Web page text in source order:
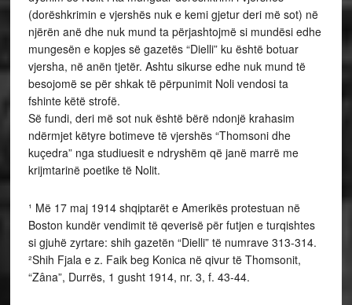
(dorëshkrimin e vjershës nuk e kemi gjetur deri më sot) në
njërën anë dhe nuk mund ta përjashtojmë si mundësi edhe
mungesën e kopjes së gazetës “Dielli” ku është botuar
vjersha, në anën tjetër. Ashtu sikurse edhe nuk mund të
besojomë se për shkak të përpunimit Noli vendosi ta
fshinte këtë strofë.
Së fundi, deri më sot nuk është bërë ndonjë krahasim
ndërmjet këtyre botimeve të vjershës “Thomsoni dhe
kuçedra” nga studiuesit e ndryshëm që janë marrë me
krijmtarinë poetike të Nolit.
¹ Më 17 maj 1914 shqiptarët e Amerikës protestuan në
Boston kundër vendimit të qeverisë për futjen e turqishtes
si gjuhë zyrtare: shih gazetën “Dielli” të numrave 313-314.
²Shih Fjala e z. Faik beg Konica në qivur të Thomsonit,
“Zâna”, Durrës, 1 gusht 1914, nr. 3, f. 43-44.